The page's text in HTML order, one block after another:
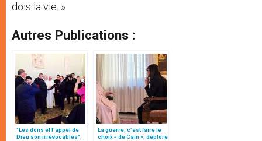
dois la vie. »
Autres Publications :
"Les dons et l'appel de
Dieu son irrévocables",
La guerre, c’est faire le
choix « de Caïn », déplore